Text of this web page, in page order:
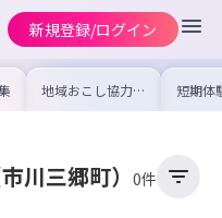
新規登録/ログイン
地域おこし協力隊
の求人やイベント
を集めました！仕
けよう
短期体
り〜数
域を知
市川三郷町） 0件